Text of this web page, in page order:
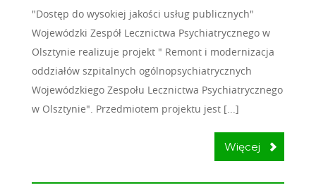
"Dostęp do wysokiej jakości usług publicznych"
Wojewódzki Zespół Lecznictwa Psychiatrycznego w
Olsztynie realizuje projekt " Remont i modernizacja
oddziałów szpitalnych ogólnopsychiatrycznych
Wojewódzkiego Zespołu Lecznictwa Psychiatrycznego
w Olsztynie". Przedmiotem projektu jest [...]
Więcej